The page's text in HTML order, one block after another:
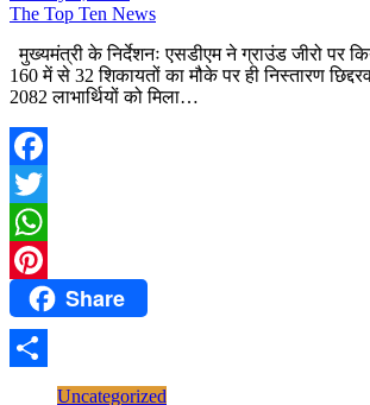
The Top Ten News
मुख्यमंत्री के निर्देशनः एसडीएम ने ग्राउंड जीरो पर
160 में से 32 शिकायतों का मौके पर ही निस्तारण
2082 लाभार्थियों को मिला…
Facebook
Twitter
WhatsApp
PinterestShare
Uncategorized